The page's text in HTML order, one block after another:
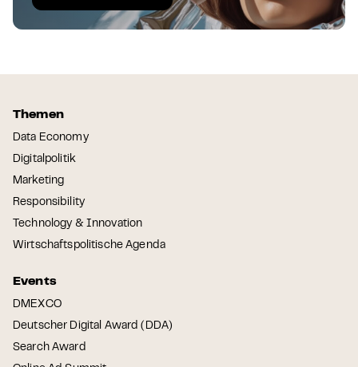
Themen
Data Economy
Digitalpolitik
Marketing
Responsibility
Technology & Innovation
Wirtschaftspolitische Agenda
Events
DMEXCO
Deutscher Digital Award (DDA)
Search Award